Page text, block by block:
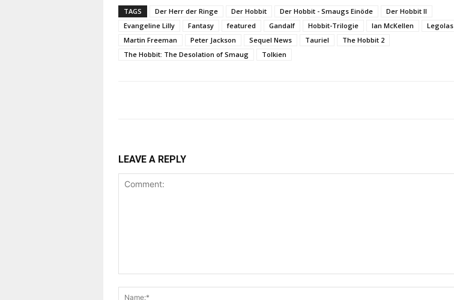
TAGS Der Herr der Ringe Der Hobbit Der Hobbit - Smaugs Einöde
Der Hobbit II
Evangeline Lilly
Fantasy featured Gandalf Hobbit-Trilogie Ian McKellen
Legolas
Martin Freeman
Peter Jackson Sequel News Tauriel
The Hobbit 2
The Hobbit: The Desolation of Smaug
Tolkien
LEAVE A REPLY